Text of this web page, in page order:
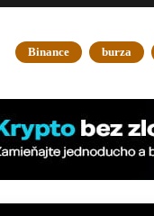
Binance burza